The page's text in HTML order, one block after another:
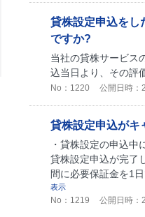
貸株設定申込をし
ですか?
当社の貸株サービス
込当日より、その評
No：1220 公開日時：
貸株設定申込がキ
・貸株設定の申込
貸株設定申込が完了
間に必要保証金を1
表示
No：1219 公開日時：